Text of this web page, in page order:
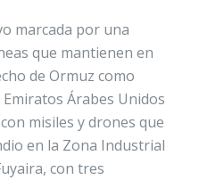
marcada por una
que mantienen en
de Ormuz como
Árabes Unidos
misiles y drones que
en la Zona Industrial
con tres